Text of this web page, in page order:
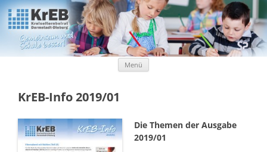
KrEB Darmstadt-Dieburg
Kreiselternbeirat Darmstadt-Dieburg
Menü
KrEB-Info 2019/01
Die Themen der Ausgabe
2019/01